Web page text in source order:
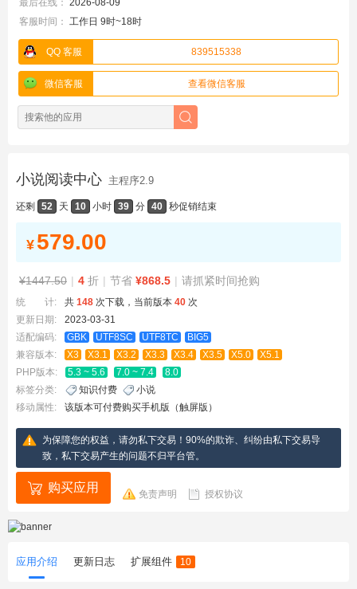
最后在线： 2026-08-09
客服时间： 工作日 9时~18时
QQ 客服 839515338
微信客服 查看微信客服
小说阅读中心 主程序2.9
还剩 52 天 10 小时 39 分 40 秒促销结束
¥ 579.00
¥1447.50 | 4 折 | 节省 ¥868.5 | 请抓紧时间抢购
统 计: 共 148 次下载，当前版本 40 次
更新日期:
2023-03-31
适配编码:
GBK UTF8SC UTF8TC
BIG5
兼容版本:
X3 X3.1 X3.2 X3.3 X3.4 X3.5 X5.0
X5.1
PHP版本:
5.3 ~ 5.6 7.0 ~ 7.4
8.0
标签分类:
知识付费
小说
移动属性:
该版本可付费购买手机版（触屏版）
为保障您的权益，请勿私下交易！90%的欺诈、纠纷由私下交易导
致，私下交易产生的问题不归平台管。
购买应用 免责声明 授权协议
应用介绍 更新日志 扩展组件 10